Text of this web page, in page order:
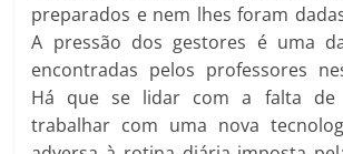
preparados e nem lhes foram
A pressão dos gestores é uma
encontradas pelos professores
Há que se lidar com a falta de
trabalhar com uma nova